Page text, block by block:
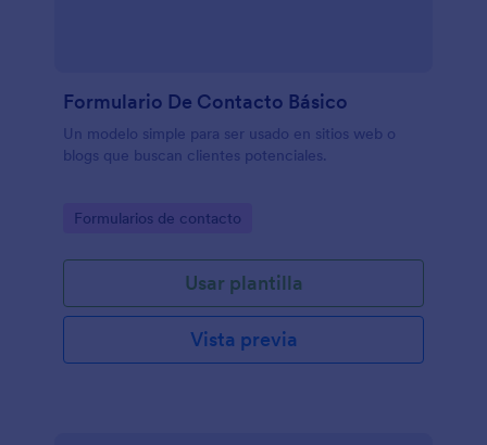
Formulario De Contacto Básico
Un modelo simple para ser usado en sitios web o
blogs que buscan clientes potenciales.
Go to Category:
Formularios de contacto
Usar plantilla
Vista previa